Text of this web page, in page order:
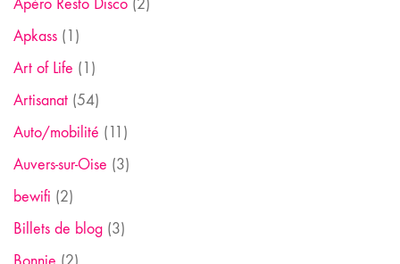
Apéro Resto Disco (2)
Apkass (1)
Art of Life (1)
Artisanat (54)
Auto/mobilité (11)
Auvers-sur-Oise (3)
bewifi (2)
Billets de blog (3)